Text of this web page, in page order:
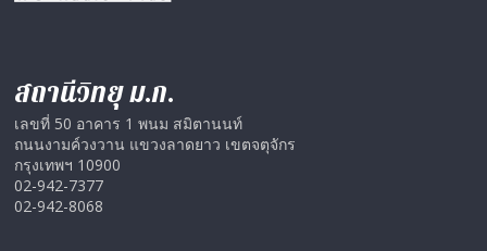
สถานีวิทยุ ม.ก.
เลขที่ 50 อาคาร 1 พนม สมิตานนท์
ถนนงามค์วงวาน แขวงลาดยาว เขตจตุจักร
กรุงเทพฯ 10900
02-942-7377
02-942-8068